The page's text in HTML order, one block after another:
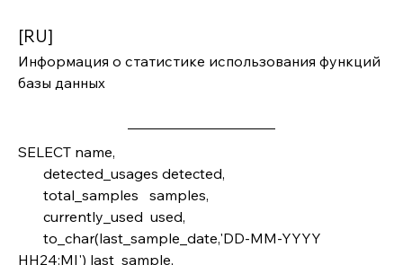
[RU]
Информация о статистике использования функций
базы данных
SELECT name,
       detected_usages detected,
       total_samples   samples,
       currently_used  used,
HH24:MI') last_sample,